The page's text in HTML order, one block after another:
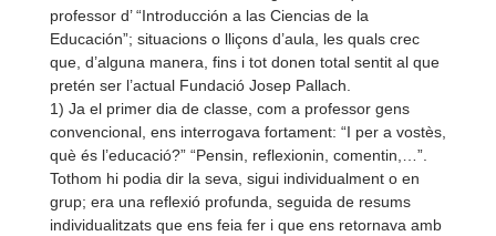
professor d’ “Introducción a las Ciencias de la
Educación”; situacions o lliçons d’aula, les quals crec
que, d’alguna manera, fins i tot donen total sentit al que
pretén ser l’actual Fundació Josep Pallach.
1) Ja el primer dia de classe, com a professor gens
convencional, ens interrogava fortament: “I per a vostès,
què és l’educació?” “Pensin, reflexionin, comentin,…”.
Tothom hi podia dir la seva, sigui individualment o en
grup; era una reflexió profunda, seguida de resums
individualitzats que ens feia fer i que ens retornava amb